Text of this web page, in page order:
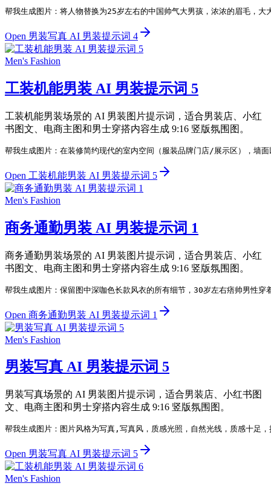
帮我生成图片：将人物替换为25岁左右的中国帅气大男孩，浓浓的眉毛，
Open 男装写真 AI 男装提示词 4
Men's Fashion
工装机能男装 AI 男装提示词 5
工装机能男装场景的 AI 男装图片提示词，适合男装店、小红
书图文、电商主图和男士穿搭内容生成 9:16 竖版氛围图。
帮我生成图片：在装修简约现代的室内空间（服装品牌门店/展示区），墙
Open 工装机能男装 AI 男装提示词 5
Men's Fashion
商务通勤男装 AI 男装提示词 1
商务通勤男装场景的 AI 男装图片提示词，适合男装店、小红
书图文、电商主图和男士穿搭内容生成 9:16 竖版氛围图。
帮我生成图片：保留图中深咖色长款风衣的所有细节，30岁左右痞帅男性
Open 商务通勤男装 AI 男装提示词 1
Men's Fashion
男装写真 AI 男装提示词 5
男装写真场景的 AI 男装图片提示词，适合男装店、小红书图
文、电商主图和男士穿搭内容生成 9:16 竖版氛围图。
帮我生成图片：图片风格为写真,写真风，质感光照，自然光线，质感十足
Open 男装写真 AI 男装提示词 5
Men's Fashion